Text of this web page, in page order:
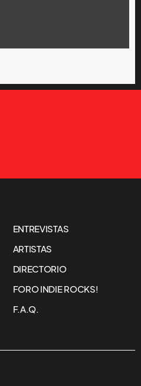
ENTREVISTAS
ARTISTAS
DIRECTORIO
FORO INDIE ROCKS!
F.A.Q.